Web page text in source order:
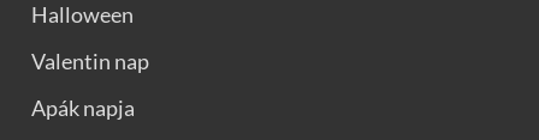
Halloween
Valentin nap
Apák napja